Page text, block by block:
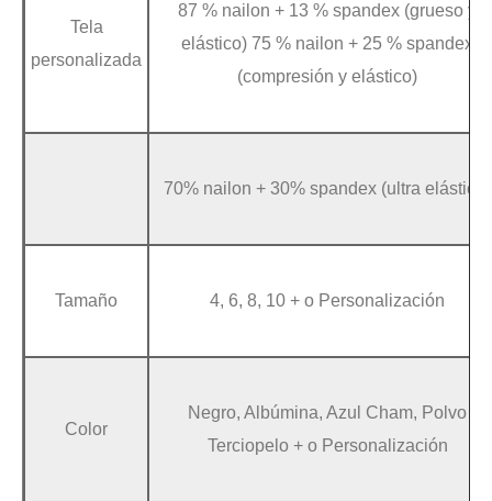
Tela
personalizada
87 % nailon + 13 % spandex (grueso y
elástico) 75 % nailon + 25 % spandex
(compresión y elástico)
70% nailon + 30% spandex (ultra elástico)
Tamaño 4, 6, 8, 10 + o Personalización
Color
Negro, Albúmina, Azul Cham, Polvo
Terciopelo + o Personalización